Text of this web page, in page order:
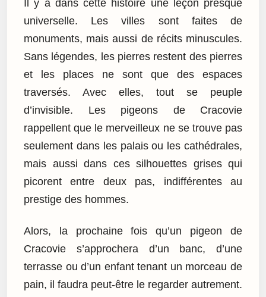
Il y a dans cette histoire une leçon presque
universelle. Les villes sont faites de
monuments, mais aussi de récits minuscules.
Sans légendes, les pierres restent des pierres
et les places ne sont que des espaces
traversés. Avec elles, tout se peuple
d’invisible. Les pigeons de Cracovie
rappellent que le merveilleux ne se trouve pas
seulement dans les palais ou les cathédrales,
mais aussi dans ces silhouettes grises qui
picorent entre deux pas, indifférentes au
prestige des hommes.
Alors, la prochaine fois qu’un pigeon de
Cracovie s’approchera d’un banc, d’une
terrasse ou d’un enfant tenant un morceau de
pain, il faudra peut-être le regarder autrement.